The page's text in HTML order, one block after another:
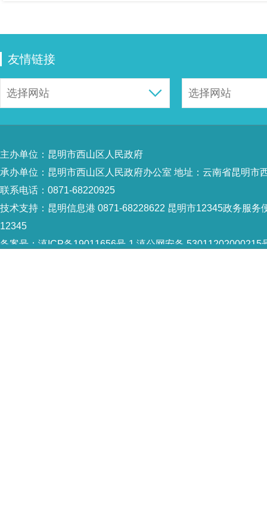
友情链接
主办单位：昆明市西山区人民政府
承办单位：昆明市西山区人民政府办公室 地址：云南省昆明市
联系电话：0871-68220925
技术支持： 昆明信息港 0871-68228622 昆明市12345政务服务
12345
备案号： 滇ICP备19011656号-1 滇公网安备 53011202000215